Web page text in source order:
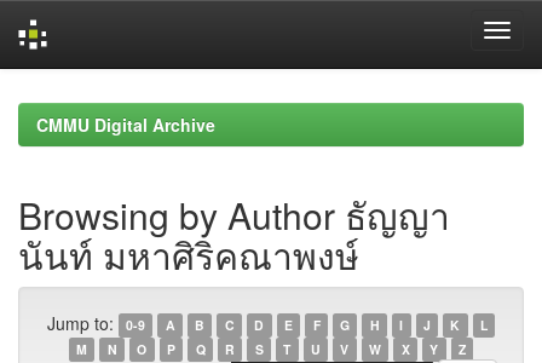
navigationCMMU Digital Archive
Browsing by Author ธัญญา
นันท์ มหาศิริคณาพงษ์
Jump to: 0-9 A B C D E F G H I J K
L
M
N O P Q R S T U V W X Y Z